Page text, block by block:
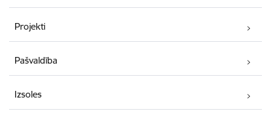
Projekti
Pašvaldība
Izsoles